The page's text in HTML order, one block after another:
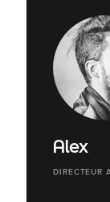
Alex
DIRECTEUR